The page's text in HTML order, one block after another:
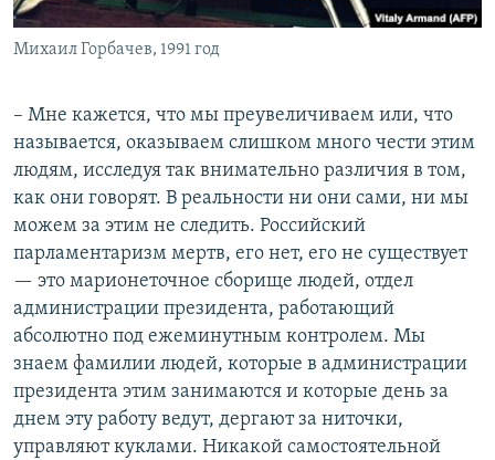
Михаил Горбачев, 1991 год
– Мне кажется, что мы преувеличиваем или, что
называется, оказываем слишком много чести этим
людям, исследуя так внимательно различия в том,
как они говорят. В реальности ни они сами, ни мы
можем за этим не следить. Российский
парламентаризм мертв, его нет, его не существует
— это марионеточное сборище людей, отдел
администрации президента, работающий
абсолютно под ежеминутным контролем. Мы
знаем фамилии людей, которые в администрации
президента этим занимаются и которые день за
днем эту работу ведут, дергают за ниточки,
управляют куклами. Никакой самостоятельной